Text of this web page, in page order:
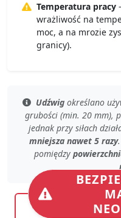
Temperatura pracy
wrażliwość na
moc, a na mrozie
granicy).
Udźwig określano
grubości (min. 20 mm),
jednak przy siłach
mniejsza nawet 5 razy
pomiędzy